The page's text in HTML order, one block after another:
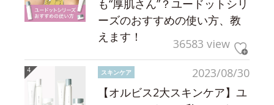
も“厚肌さん”？ユードットシリ
ーズのおすすめの使い方、教
えます！
36583 view
2023/08/30
スキンケア
【オルビス2大スキンケア】ユ